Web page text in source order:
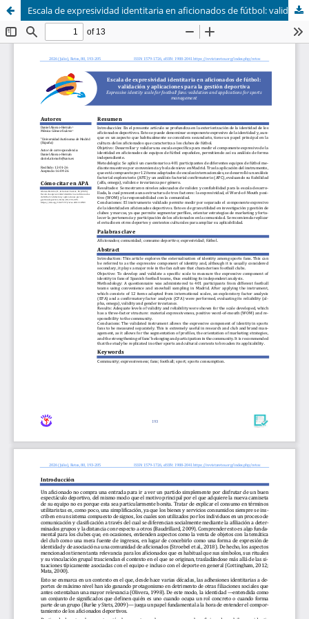
Escala de expresividad identitaria en aficionados de fútbol: validación y aplicaciones para la gestión deportiva